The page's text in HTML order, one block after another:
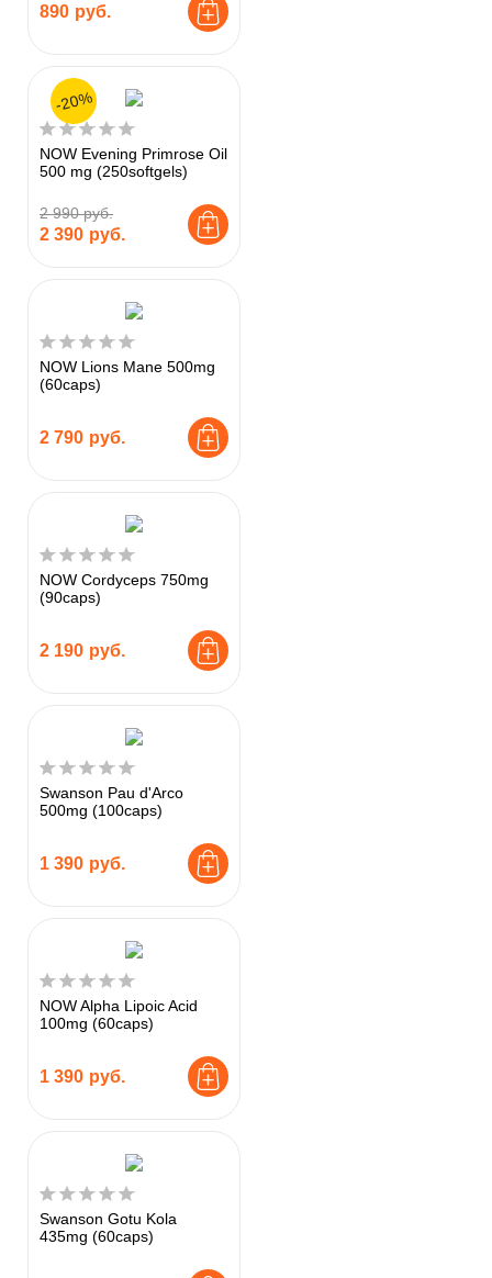
890 руб.
NOW Evening Primrose Oil
500 mg (250softgels)
2 990 руб.
2 390 руб.
-20%
NOW Lions Mane 500mg
(60caps)
2 790 руб.
NOW Cordyceps 750mg
(90caps)
2 190 руб.
Swanson Pau d'Arco
500mg (100caps)
1 390 руб.
NOW Alpha Lipoic Acid
100mg (60caps)
1 390 руб.
Swanson Gotu Kola
435mg (60caps)